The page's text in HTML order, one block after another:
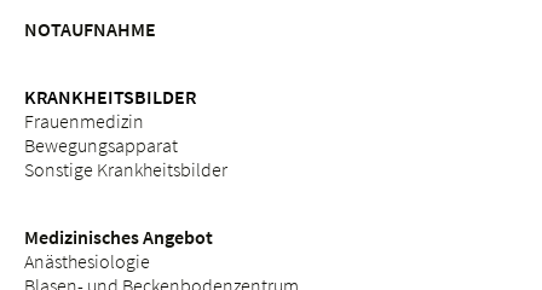
NOTAUFNAHME
KRANKHEITSBILDER
Frauenmedizin
Bewegungsapparat
Sonstige Krankheitsbilder
Medizinisches Angebot
Anästhesiologie